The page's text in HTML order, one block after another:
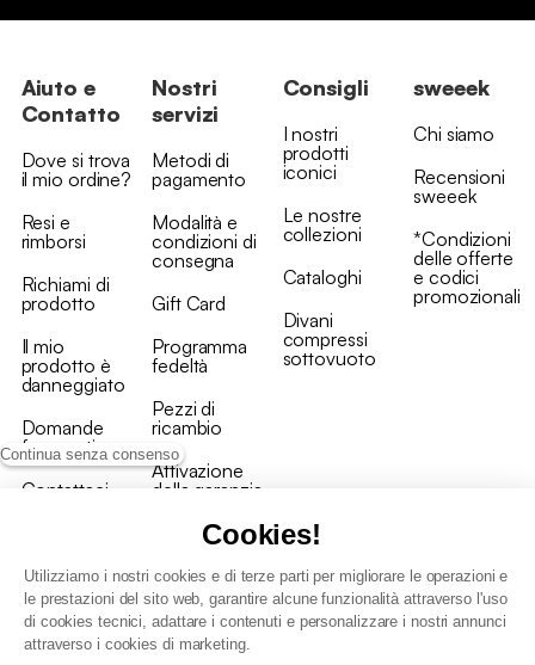
Continua senza consenso
Cookies!
Utilizziamo i nostri cookies e di terze parti per migliorare le operazioni e
le prestazioni del sito web, garantire alcune funzionalità attraverso l'uso
di cookies tecnici, adattare i contenuti e personalizzare i nostri annunci
attraverso i cookies di marketing.
Aiuto e
Contatto
Dove si trova
il mio ordine?
Resi e
rimborsi
Richiami di
prodotto
Il mio
prodotto è
danneggiato
Domande
frequenti
Contattaci
Nostri
servizi
Metodi di
pagamento
Modalità e
condizioni di
consegna
Gift Card
Programma
fedeltà
Pezzi di
ricambio
Attivazione
della garanzia
Consigli
I nostri
prodotti
iconici
Le nostre
collezioni
Cataloghi
Divani
compressi
sottovuoto
sweeek
Chi siamo
Recensioni
sweeek
*Condizioni
delle offerte
e codici
promozionali
Condizioni generali vendita